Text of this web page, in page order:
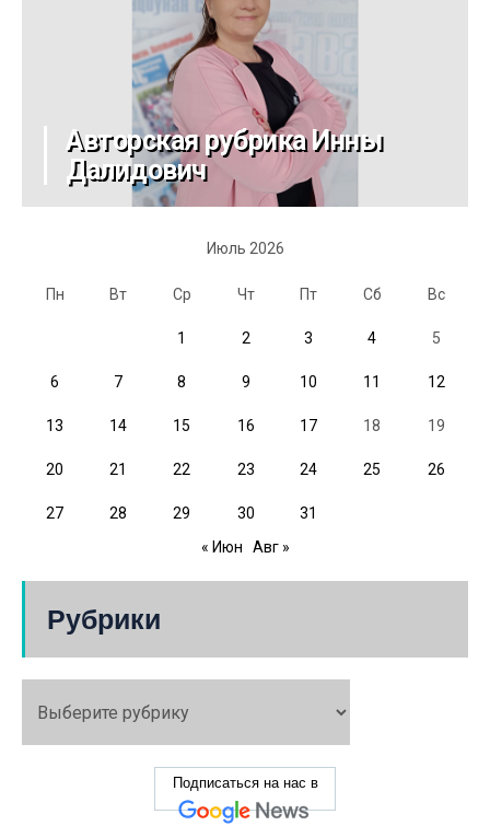
Авторская рубрика Инны
Далидович
Июль 2026
Пн Вт Ср Чт Пт Сб Вс
1 2 3 4 5
6 7 8 9 10 11 12
13 14 15 16 17 18 19
20 21 22 23 24 25 26
27 28 29 30
31
« Июн
Авг »
Рубрики
Подписаться на нас в